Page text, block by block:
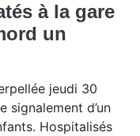
à la gare
un
jeudi 30
signalement d’un
Hospitalisés